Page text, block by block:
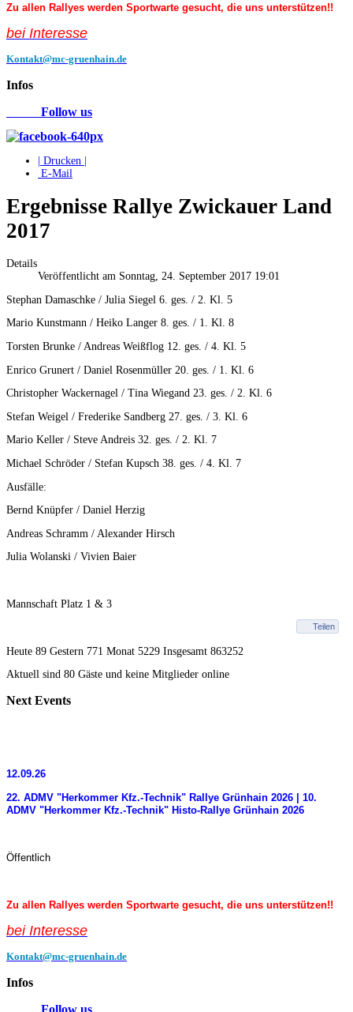
Zu allen Rallyes werden Sportwarte gesucht, die uns unterstützen!!
bei Interesse
Kontakt@mc-gruenhain.de
Infos
Follow us
| Drucken |
E-Mail
Ergebnisse Rallye Zwickauer Land
2017
Details
Veröffentlicht am Sonntag, 24. September 2017 19:01
Stephan Damaschke / Julia Siegel 6. ges. / 2. Kl. 5
Mario Kunstmann / Heiko Langer 8. ges. / 1. Kl. 8
Torsten Brunke / Andreas Weißflog 12. ges. / 4. Kl. 5
Enrico Grunert / Daniel Rosenmüller 20. ges. / 1. Kl. 6
Christopher Wackernagel / Tina Wiegand 23. ges. / 2. Kl. 6
Stefan Weigel / Frederike Sandberg 27. ges. / 3. Kl. 6
Mario Keller / Steve Andreis 32. ges. / 2. Kl. 7
Michael Schröder / Stefan Kupsch 38. ges. / 4. Kl. 7
Ausfälle:
Bernd Knüpfer / Daniel Herzig
Andreas Schramm / Alexander Hirsch
Julia Wolanski / Vivien Baier
Mannschaft Platz 1 & 3
Teilen
Heute 89 Gestern 771 Monat 5229 Insgesamt 863252
Aktuell sind 80 Gäste und keine Mitglieder online
Next Events
12.09.26
22. ADMV "Herkommer Kfz.-Technik" Rallye Grünhain 2026 | 10.
ADMV "Herkommer Kfz.-Technik" Histo-Rallye Grünhain 2026
Öffentlich
Zu allen Rallyes werden Sportwarte gesucht, die uns unterstützen!!
bei Interesse
Kontakt@mc-gruenhain.de
Infos
Follow us